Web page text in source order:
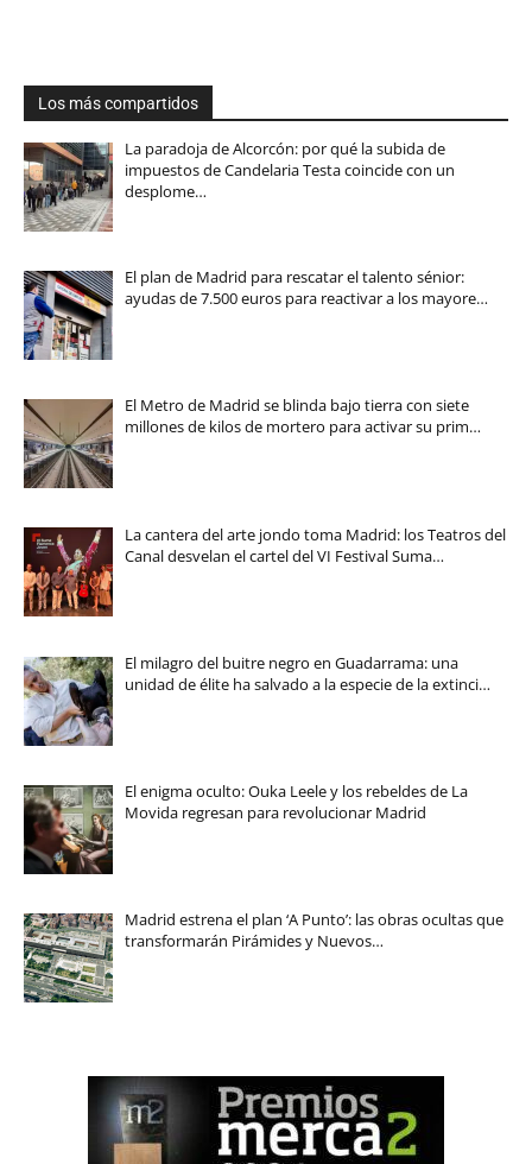
Los más compartidos
La paradoja de Alcorcón: por qué la subida de
impuestos de Candelaria Testa coincide con un
desplome…
El plan de Madrid para rescatar el talento sénior:
ayudas de 7.500 euros para reactivar a los mayore…
El Metro de Madrid se blinda bajo tierra con siete
millones de kilos de mortero para activar su prim…
La cantera del arte jondo toma Madrid: los Teatros del
Canal desvelan el cartel del VI Festival Suma…
El milagro del buitre negro en Guadarrama: una
unidad de élite ha salvado a la especie de la extinci…
El enigma oculto: Ouka Leele y los rebeldes de La
Movida regresan para revolucionar Madrid
Madrid estrena el plan ‘A Punto’: las obras ocultas que
transformarán Pirámides y Nuevos…